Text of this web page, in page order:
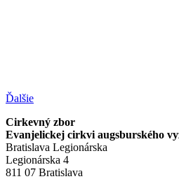
Ďalšie
Cirkevný zbor
Evanjelickej cirkvi augsburského
Bratislava Legionárska
Legionárska 4
811 07 Bratislava